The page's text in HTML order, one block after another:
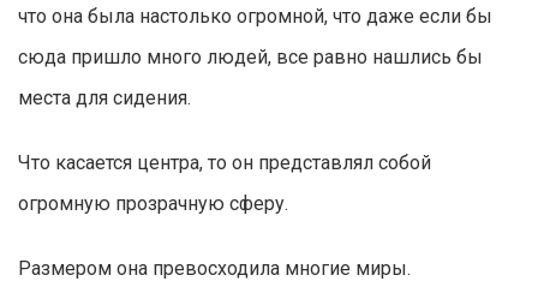
что она была настолько огромной, что даже если бы
сюда пришло много людей, все равно нашлись бы
места для сидения.
Что касается центра, то он представлял собой
огромную прозрачную сферу.
Размером она превосходила многие миры.